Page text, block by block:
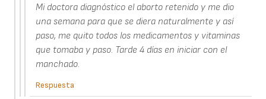
Mi doctora diagnóstico el aborto retenido y me dio
una semana para que se diera naturalmente y así
paso, me quito todos los medicamentos y vitaminas
que tomaba y paso. Tarde 4 días en iniciar con el
manchado.
Respuesta